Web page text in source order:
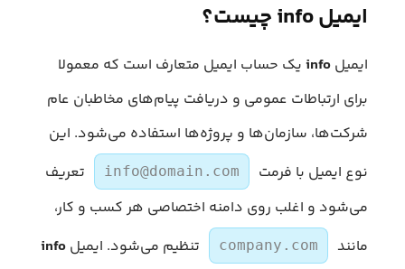
ایمیل info چیست؟
ایمیل info یک حساب ایمیل متعارف است که معمولا
برای ارتباطات عمومی و دریافت پیام‌های مخاطبان عام
شرکت‌ها، سازمان‌ها و پروژه‌ها استفاده می‌شود. این
نوع ایمیل با فرمت
info@domain.com
تعریف
می‌شود و اغلب روی دامنه اختصاصی هر کسب‌ و کار،
مانند
company.com تنظیم می‌شود. ایمیل info